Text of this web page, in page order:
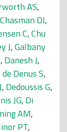
AS,
Chasman DI,
C,Chu
J,Galbany
, Danesh J,
de Denus S,
, Dedoussis G,
JG, Di
AM,
PT,